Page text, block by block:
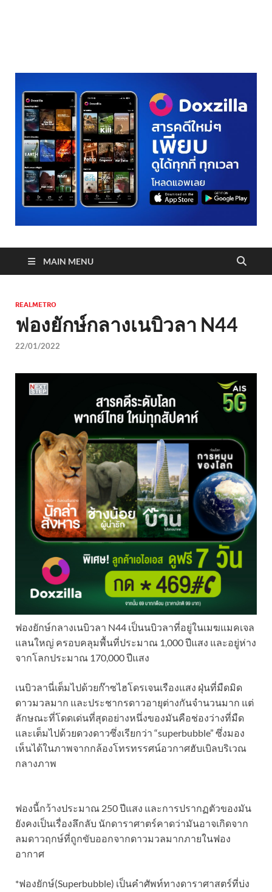
MAIN MENU
REALMETRO
ฟองยักษ์กลางเนบิวลา N44
22/01/2022
ฟองยักษ์กลางเนบิวลา N44 เป็นนบิวลาที่อยู่ในเมฆแมคเจล
แลนใหญ่ ครอบคลุมพื้นที่ประมาณ 1,000 ปีแสง และอยู่ห่าง
จากโลกประมาณ 170,000 ปีแสง
เนบิวลานี่เต็มไปด้วยก๊าซไฮโดรเจนเรืองแสง ฝุ่นที่มืดมิด
ดาวมวลมาก และประชากรดาวอายุต่างกันจำนวนมาก แต่
ลักษณะที่โดดเด่นที่สุดอย่างหนึ่งของมันคือช่องว่างที่มืด
และเต็มไปด้วยดวงดาวซึ่งเรียกว่า “superbubble” ซึ่งมอง
เห็นได้ในภาพจากกล้องโทรทรรศน์อวกาศฮับเบิลบริเวณ
กลางภาพ
ฟองนี้กว้างประมาณ 250 ปีแสง และการปรากฏตัวของมัน
ยังคงเป็นเรื่องลึกลับ นักดาราศาตร์คาดว่ามันอาจเกิดจาก
ลมดาวฤกษ์ที่ถูกขับออกจากดาวมวลมากภายในฟอง
อากาศ
*ฟองยักษ์(Superbubble) เป็นคำศัพท์ทางดาราศาสตร์ที่บ่ง